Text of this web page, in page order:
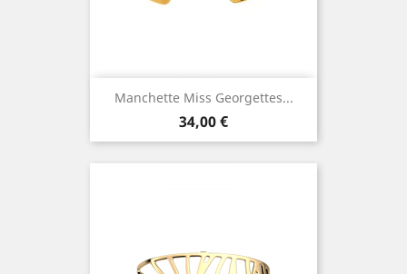
Manchette Miss Georgettes...
Prix
34,00 €